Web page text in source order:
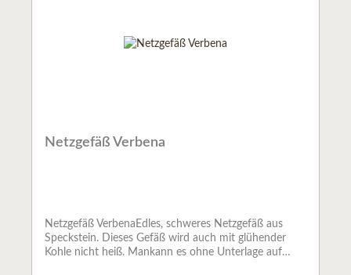
Netzgefäß Verbena
Netzgefäß VerbenaEdles, schweres Netzgefäß aus
Speckstein. Dieses Gefäß wird auch mit glühender
Kohle nicht heiß. Mankann es ohne Unterlage auf